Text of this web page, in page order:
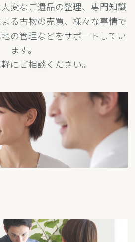
変なご遺品の整理、専門知識
る古物の売買、様々な事情で
の管理などをサポートしてい
ます。
にご相談ください。